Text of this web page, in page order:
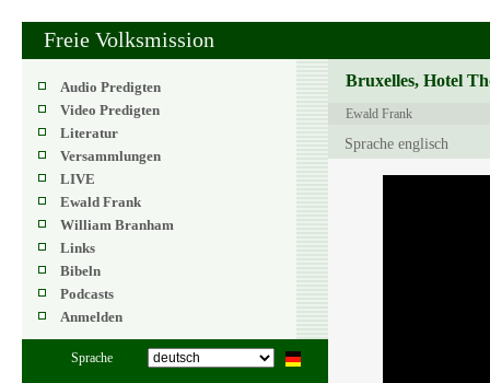
Freie Volksmission
Audio Predigten
Video Predigten
Literatur
Versammlungen
LIVE
Ewald Frank
William Branham
Links
Bibeln
Podcasts
Anmelden
Sprache
Bruxelles, Hotel
Ewald Frank
Sprache englisch